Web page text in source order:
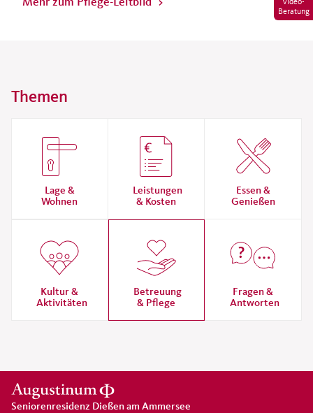
Beratung
Themen
Lage &
Wohnen
Leistungen
& Kosten
Essen &
Genießen
Kultur &
Aktivitäten
Betreuung
& Pflege
Fragen &
Antworten
Seniorenresidenz Dießen am Ammersee